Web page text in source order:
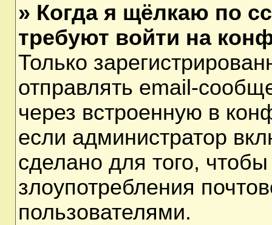
» Когда я щёлкаю по
требуют войти на
Только
отправлять email-
через встроенную в
если администратор
сделано для того,
злоупотребления
пользователями.